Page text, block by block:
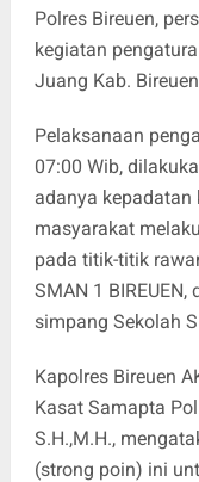
Polres Bireuen,
kegiatan
Juang Kab.
Pelaksanaan
07:00 Wib,
adanya
masyarakat
pada titik-titik
SMAN 1 BIREUEN,
simpang Sekolah
Kapolres Bireuen
Kasat Samapta
S.H.,M.H.,
(strong poin) ini